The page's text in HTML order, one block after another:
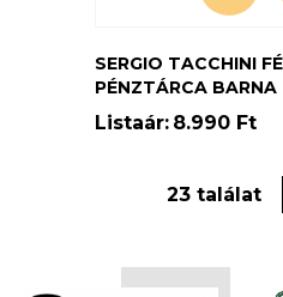
SERGIO TACCHINI
PÉNZTÁRCA
Listaár: 8.990 Ft
23 találat